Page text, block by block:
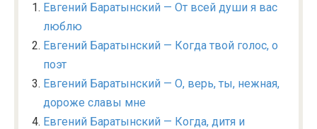
Евгений Баратынский — От всей души я вас
люблю
Евгений Баратынский — Когда твой голос, о
поэт
Евгений Баратынский — О, верь, ты, нежная,
дороже славы мне
Евгений Баратынский — Когда, дитя и